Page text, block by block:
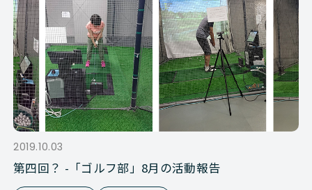
2019.10.03
第四回？ -「ゴルフ部」8月の活動報告